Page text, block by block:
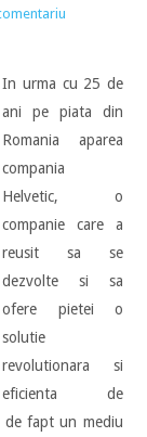
In urma cu 25 de
ani pe piata din
Romania aparea
compania
Helvetic, o
companie care a
reusit sa se
dezvolte si sa
ofere pietei o
solutie
revolutionara si
eficienta de
de fapt un mediu